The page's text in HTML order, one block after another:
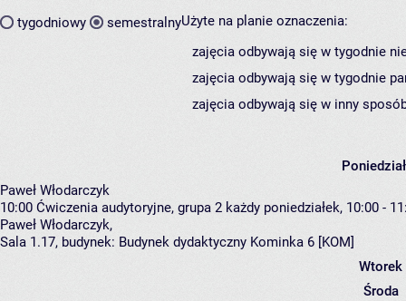
tygodniowy semestralnyUżyte na planie oznaczenia:
zajęcia odbywają się w tygodnie
zajęcia odbywają się w tygodnie
zajęcia odbywają się w inny
Paweł Włodarczyk
10:00 Ćwiczenia audytoryjne, grupa 2 każdy poniedziałek, 10:00 -
Paweł Włodarczyk,
Sala 1.17, budynek: Budynek dydaktyczny Kominka 6 [KOM]
Wtorek
Środa